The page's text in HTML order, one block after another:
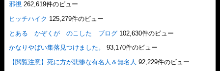
邪視 262,619件のビュー
ヒッチハイク 125,279件のビュー
とある かぞくが のこした ブログ 102,630件のビュー
かなりやばい集落見つけました。
93,170件のビュー
【閲覧注意】死に方が悲惨な有名人＆無名人 92,229件のビュー